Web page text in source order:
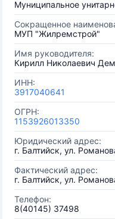
Муниципальное
Сокращенное
МУП "Жилремстрой"
Имя руководителя:
Кирилл Николаевич
ИНН:
3917040641
ОГРН:
1153926013350
Юридический адрес:
г. Балтийск, ул.
Фактический адрес:
г. Балтийск, ул.
Телефон:
8(40145) 37498